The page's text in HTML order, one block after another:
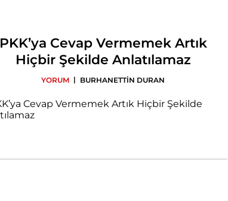
PKK’ya Cevap Vermemek Artık
Hiçbir Şekilde Anlatılamaz
YORUM | BURHANETTİN DURAN